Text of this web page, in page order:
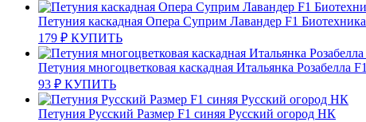
Петуния каскадная Опера Суприм Лавандер F1 Биотехника
179 ₽ КУПИТЬ
Петуния многоцветковая каскадная Итальянка Розабелла
93 ₽ КУПИТЬ
Петуния Русский Размер F1 синяя Русский огород НК